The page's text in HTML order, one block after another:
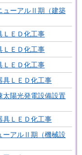
ューアルⅡ期（建築
ＬＥＤ化工事
ＬＥＤ化工事
ＬＥＤ化工事
具ＬＥＤ化工事
太陽光発電設備設置
具ＬＥＤ化工事
ーアルⅡ期（機械設